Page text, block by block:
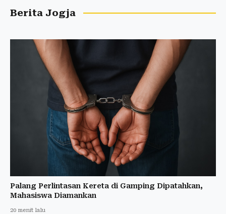
Berita Jogja
Palang Perlintasan Kereta di Gamping Dipatahkan,
Mahasiswa Diamankan
20 menit lalu